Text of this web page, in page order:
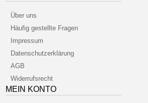
Über uns
Häufig gestellte Fragen
Impressum
Datenschutzerklärung
AGB
Widerrufsrecht
MEIN KONTO